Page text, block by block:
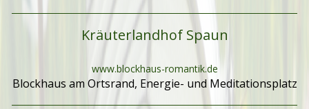
Kräuterlandhof Spaun
www.blockhaus-romantik.de
Blockhaus am Ortsrand, Energie- und Meditationsplatz